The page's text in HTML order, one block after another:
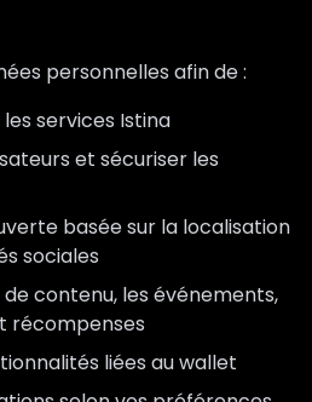
personnelles afin de :
services Istina
et sécuriser les
basée sur la localisation
sociales
contenu, les événements,
récompenses
liées au wallet